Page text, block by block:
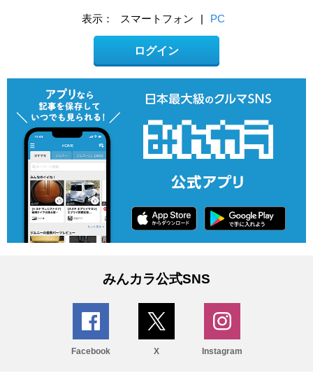
表示： スマートフォン | PC
ログイン
みんカラ公式SNS
Facebook X Instagram